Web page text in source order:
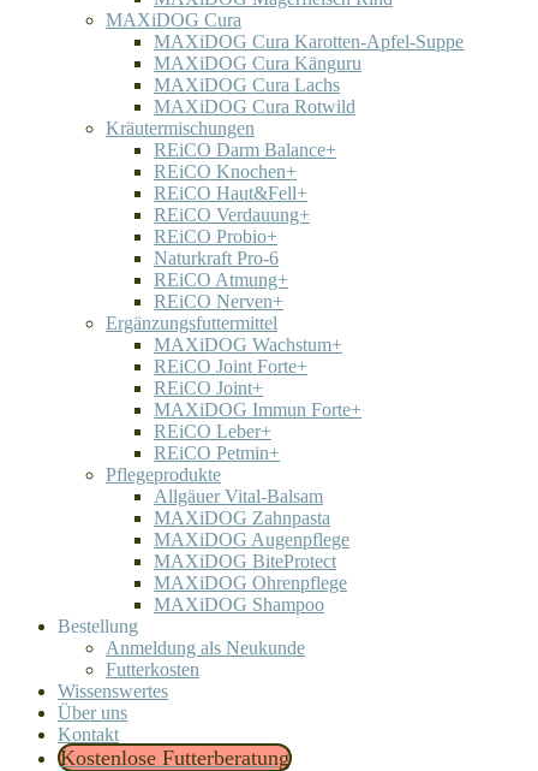
MAXiDOG Cura
MAXiDOG Cura Karotten-Apfel-Suppe
MAXiDOG Cura Känguru
MAXiDOG Cura Lachs
MAXiDOG Cura Rotwild
Kräutermischungen
REiCO Darm Balance+
REiCO Knochen+
REiCO Haut&Fell+
REiCO Verdauung+
REiCO Probio+
Naturkraft Pro-6
REiCO Atmung+
REiCO Nerven+
Ergänzungsfuttermittel
MAXiDOG Wachstum+
REiCO Joint Forte+
REiCO Joint+
MAXiDOG Immun Forte+
REiCO Leber+
REiCO Petmin+
Pflegeprodukte
Allgäuer Vital-Balsam
MAXiDOG Zahnpasta
MAXiDOG Augenpflege
MAXiDOG BiteProtect
MAXiDOG Ohrenpflege
MAXiDOG Shampoo
Bestellung
Anmeldung als Neukunde
Futterkosten
Wissenswertes
Über uns
Kontakt
Kostenlose Futterberatung